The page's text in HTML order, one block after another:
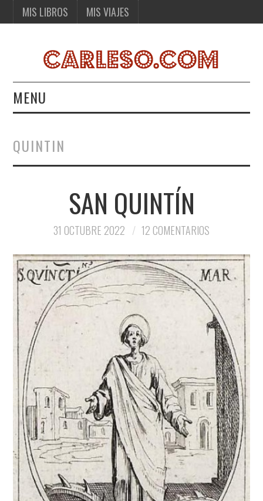
MIS LIBROS MIS VIAJES
MENU
MIS VIAJES
QUINTIN
SAN QUINTÍN
31 OCTUBRE 2022 12 COMENTARIOS